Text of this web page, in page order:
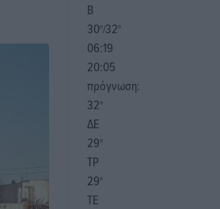
Β
30°/32°
06:19
20:05
πρόγνωση:
32°
ΔΕ
29°
ΤΡ
29°
ΤΕ